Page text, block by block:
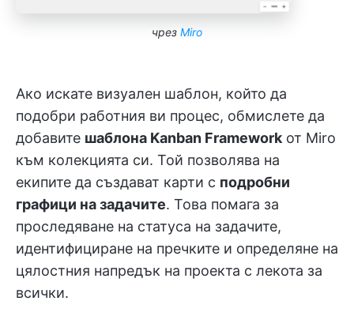
чрез Miro
Ако искате визуален шаблон, който да
подобри работния ви процес, обмислете да
добавите шаблона Kanban Framework от Miro
към колекцията си. Той позволява на
екипите да създават карти с подробни
графици на задачите. Това помага за
проследяване на статуса на задачите,
идентифициране на пречките и определяне на
цялостния напредък на проекта с лекота за
всички.